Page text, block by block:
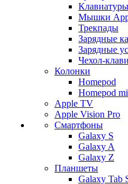
Мышки
Трекпады
Зарядные
Зарядные
Чехол-
Колонки
Homepod
Homepod
Apple TV
Apple Vision Pro
Смартфоны
Galaxy S
Galaxy A
Galaxy Z
Планшеты
Galaxy Tab